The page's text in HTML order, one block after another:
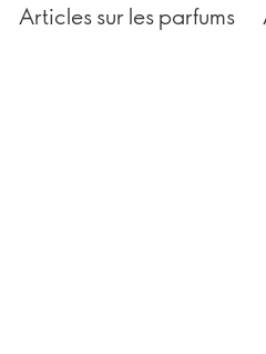
Articles sur les parfums